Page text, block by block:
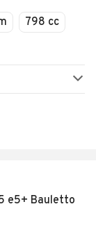
798 cc
e5+ Bauletto